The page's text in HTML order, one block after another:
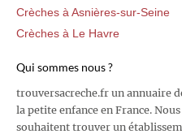
Crèches à Asnières-sur-Seine
Crèches à Le Havre
Qui sommes nous ?
trouversacreche.fr un annuaire
la petite enfance en France.
souhaitent trouver un